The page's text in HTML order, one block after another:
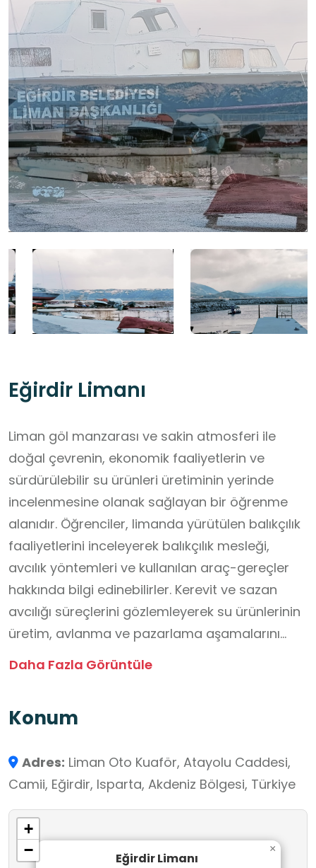
Eğirdir Limanı
Liman göl manzarası ve sakin atmosferi ile
doğal çevrenin, ekonomik faaliyetlerin ve
sürdürülebilir su ürünleri üretiminin yerinde
incelenmesine olanak sağlayan bir öğrenme
alanıdır. Öğrenciler, limanda yürütülen balıkçılık
faaliyetlerini inceleyerek balıkçılık mesleği,
avcılık yöntemleri ve kullanılan araç-gereçler
hakkında bilgi edinebilirler. Kerevit ve sazan
avcılığı süreçlerini gözlemleyerek su ürünlerinin
üretim, avlanma ve pazarlama aşamalarını
değerlendirebilir; göl ekosistemi, doğal
geliştirebilirler. Uygun koşullarda
özelliklerinin ve kıyı ekosisteminin farklı bir bakış
açısıyla incelenmesine katkı sağlayabilir.
Daha Fazla Görüntüle
Konum
Adres: Liman Oto Kuaför, Atayolu Caddesi,
Camii, Eğirdir, Isparta, Akdeniz Bölgesi, Türkiye
Eğirdir Limanı
×
+
−